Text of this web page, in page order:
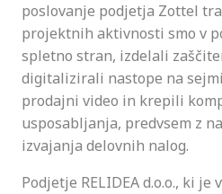
poslovanje podjetja Zottel
projektnih aktivnosti smo v
spletno stran, izdelali
digitalizirali nastope na
prodajni video in krepili
usposabljanja, predvsem z
izvajanja delovnih nalog.
Podjetje RELIDEA d.o.o., ki